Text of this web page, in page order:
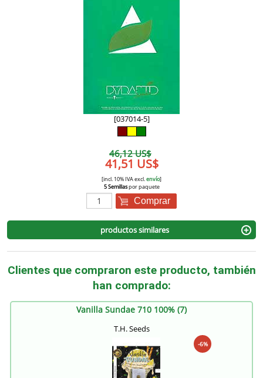
[037014-5]
46,12 US$
41,51 US$
[incl. 10% IVA excl.envío]
5 Semillaspor paquete
Comprar
productos similares
Clientes que compraron este producto, también
han comprado:
Vanilla Sundae 710 100% (7)
T.H. Seeds
-6%